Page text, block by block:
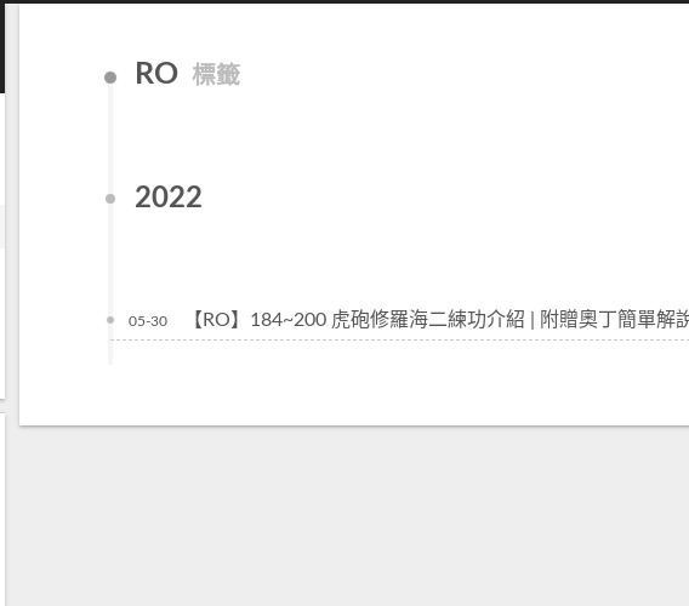
RO 標籤
2022
05-30 【RO】184~200 虎砲修羅海二練功介紹 | 附贈奧丁簡單解